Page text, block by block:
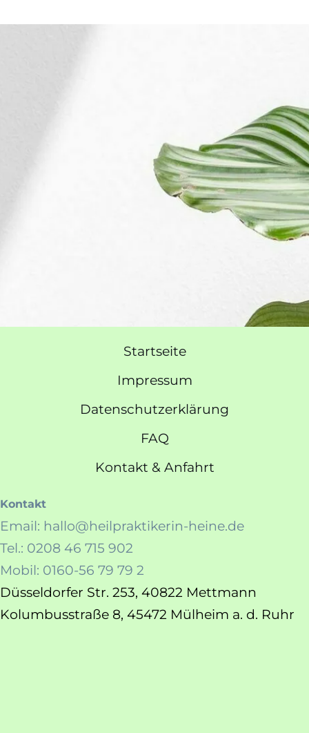
Startseite
Impressum
Datenschutzerklärung
FAQ
Kontakt & Anfahrt
Kontakt
Email: hallo@heilpraktikerin-heine.de
Tel.: 0208 46 715 902
Mobil: 0160-56 79 79 2
Düsseldorfer Str. 253, 40822 Mettmann
Kolumbusstraße 8, 45472 Mülheim a. d. Ruhr